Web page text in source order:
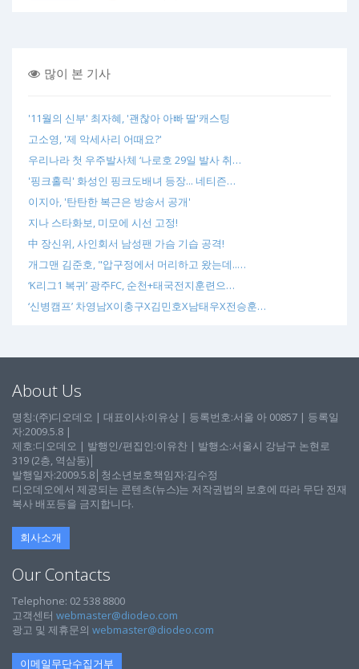
많이 본 기사
'11월의 신부' 최자혜, '괜찮아 아빠 딸'캐스팅
고소영, '제 악세사리 어때요?'
우리나라 첫 우주발사체 ‘나로호 29일 발사 취…
'핑크홀릭' 화성인 핑크도배녀 등장... 네티즌…
이지아, '탄탄한 복근은 방송서 공개'
지나 스타화보, 미모에 시선 고정!
中 장신위, 사인회서 남성팬 가슴 기습 공격!
개그맨 김준호, "압구정에서 머리하고 왔는데..…
‘K리그1 복귀’ 광주FC, 순천+태국전지훈련으…
‘신병캠프’ 차영남X이충구X김민호X남태우X전승훈…
About Us
명칭:(주)디오데오 | 대표이사:이유상 | 등록번호:서울 아 00857 | 등록일
자:2009.5.8 |
제호:디오데오 | 발행인/편집인:이유찬 | 발행소:서울시 강남구 논현로
319 (2층, 역삼동)│
발행일자:2009.5.8│청소년보호책임자:김수정
디오데오에서 제공되는 콘텐츠(뉴스)는 저작권법의 보호에 따라 무단 전재
복사 배포등을 금지합니다.
회사소개
Our Contacts
Telephone: 02 538 8800
고객센터 webmaster@diodeo.com
광고 및 제휴문의 webmaster@diodeo.com
이메일무단수집거부